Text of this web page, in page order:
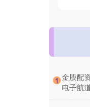
1 金股配
电子航